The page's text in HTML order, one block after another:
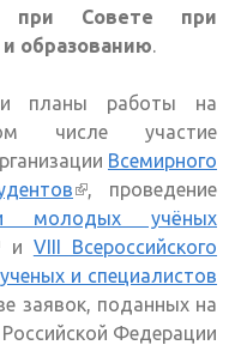
при Совете при
образованию.
планы работы на
числе участие
Всемирного
(внешняя
ссылка)
, проведение
молодых учёных
ссылка)
и VIII Всероссийского
и специалистов
заявок, поданных на
Федерации